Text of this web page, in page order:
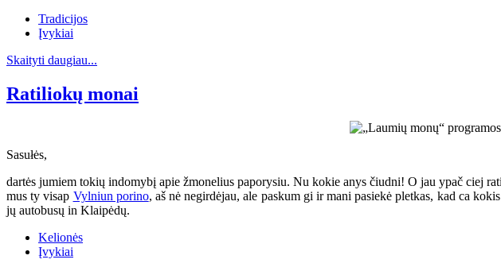
Tradicijos
Įvykiai
Skaityti daugiau...
Ratiliokų monai
Sasułės,
dartės jumiem tokių indomybį apie žmonelius paporysiu. Nu kokie anys čiudni! O jau ypač ciej
mus ty visap Vylniun porino, aš nė negirdėjau, ale paskum gi ir mani pasiekė pletkas, kad ca
jų autobusų in Klaipėdų.
Kelionės
Įvykiai